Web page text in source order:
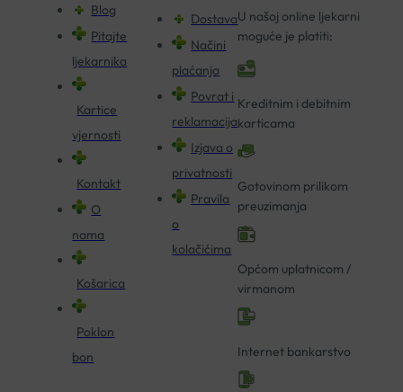
Blog
Pitajte
ljekarnika
Kartice
vjernosti
Kontakt
O
nama
Košarica
Poklon
bon
Dostava
Načini
plaćanja
Povrat i
reklamacija
Izjava o
privatnosti
Pravila
o
kolačićima
U našoj online ljekarni
moguće je platiti:
Kreditnim i debitnim
karticama
Gotovinom prilikom
preuzimanja
Općom uplatnicom /
virmanom
Internet bankarstvo